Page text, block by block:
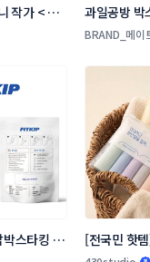
작가 < 늑
벨 디자인
과일공방 박
BRAND_메이
스타킹 비
뢰
[전국민 핫
브랜드 링글